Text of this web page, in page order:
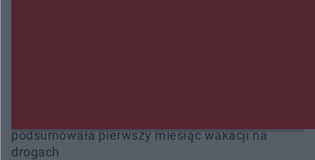
podsumowała pierwszy miesiąc wakacji na
drogach